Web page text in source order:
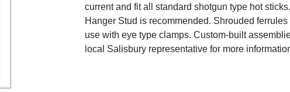
current and fit all standard shotgun type hot
Hanger Stud is recommended. Shrouded
use with eye type clamps. Custom-built
local Salisbury representative for more